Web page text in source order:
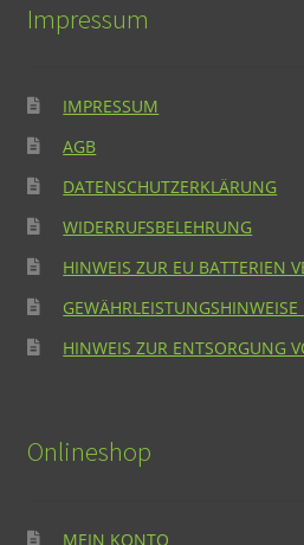
Impressum
IMPRESSUM
AGB
DATENSCHUTZERKLÄRUNG
WIDERRUFSBELEHRUNG
HINWEIS ZUR EU BATTERIEN
HINWEIS ZUR ENTSORGUNG
Onlineshop
MEIN KONTO